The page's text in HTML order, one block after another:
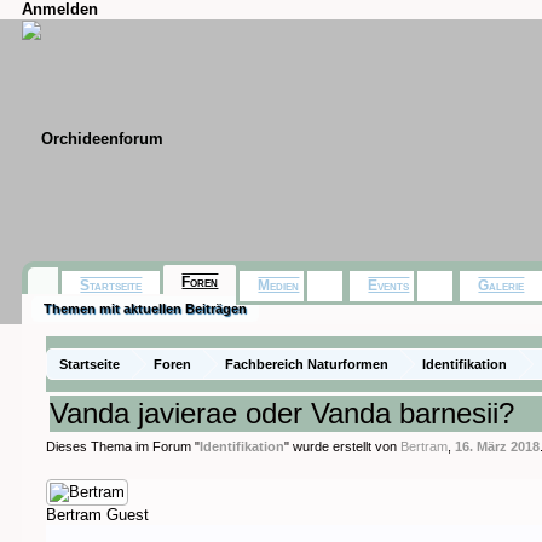
Anmelden
Startseite Foren Fachbereich Naturformen Identifikation
Vanda javierae oder Vanda barnesii?
Dieses Thema im Forum "Identifikation" wurde erstellt von Bertram ,16. März 2018
Bertram Guest
Startseite Foren
Themen mit aktuellen Beiträgen
Medien Events Galerie